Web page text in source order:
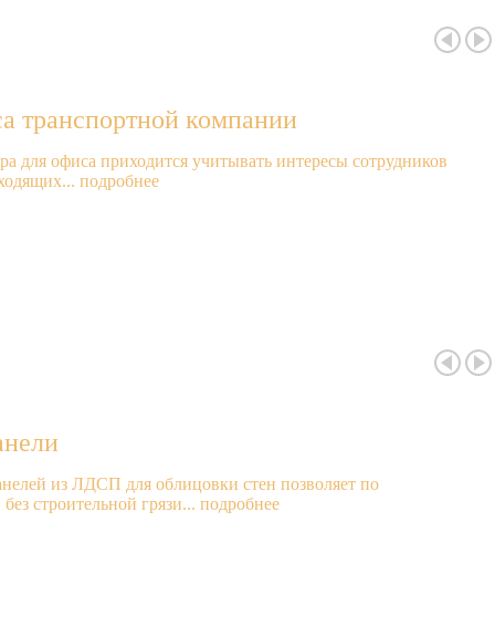
транспортной компании
для офиса приходится учитывать интересы сотрудников
подробнее
из ЛДСП для облицовки стен позволяет по
строительной грязи... подробнее